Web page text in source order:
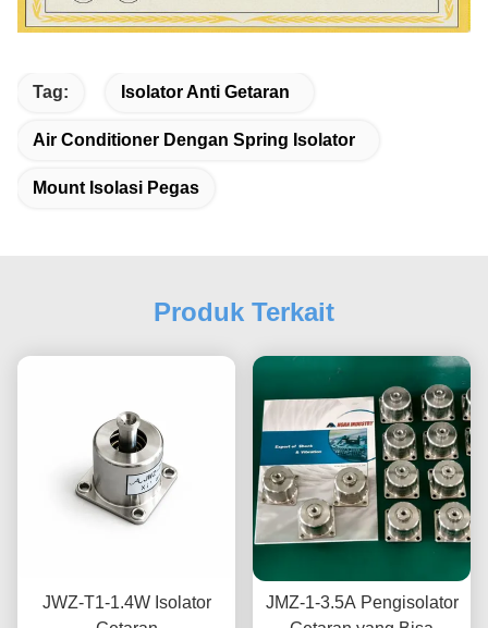
Tag: Isolator Anti Getaran
Air Conditioner Dengan Spring Isolator
Mount Isolasi Pegas
Produk Terkait
JWZ-T1-1.4W Isolator
JMZ-1-3.5A Pengisolator